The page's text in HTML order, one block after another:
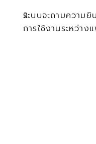
ระบบจะถามความ
การใช้งานระหว่า